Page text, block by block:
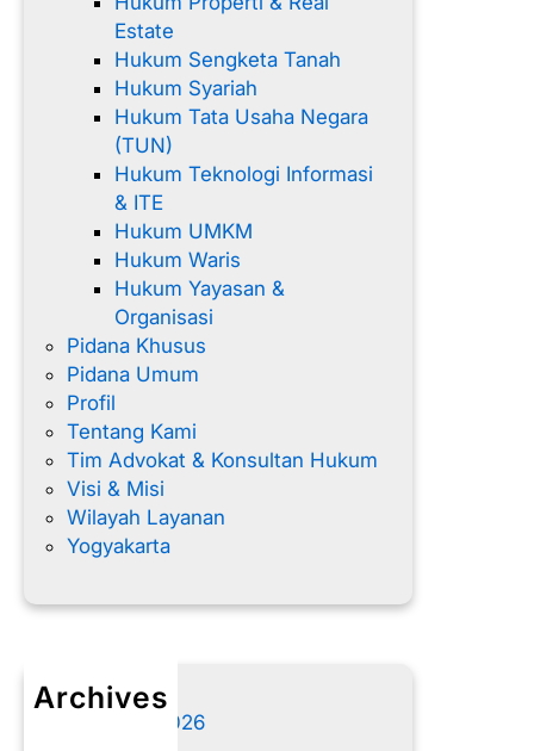
Estate
Hukum Sengketa Tanah
Hukum Syariah
Hukum Tata Usaha Negara
(TUN)
Hukum Teknologi Informasi
& ITE
Hukum UMKM
Hukum Waris
Hukum Yayasan &
Organisasi
Pidana Khusus
Pidana Umum
Profil
Tentang Kami
Tim Advokat & Konsultan Hukum
Visi & Misi
Wilayah Layanan
Yogyakarta
Archives
Agustus 2026